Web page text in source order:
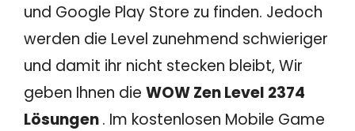
und Google Play Store zu finden. Jedoch
werden die Level zunehmend schwieriger
und damit ihr nicht stecken bleibt, Wir
geben Ihnen die WOW Zen Level 2374
Lösungen. Im kostenlosen Mobile Game